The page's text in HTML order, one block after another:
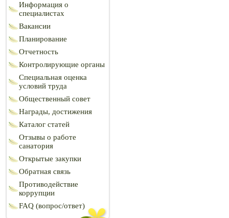
Информация о
специалистах
Вакансии
Планирование
Отчетность
Контролирующие органы
Специальная оценка
условий труда
Общественный совет
Награды, достижения
Каталог статей
Отзывы о работе
санатория
Открытые закупки
Обратная связь
Противодействие
коррупции
FAQ (вопрос/ответ)